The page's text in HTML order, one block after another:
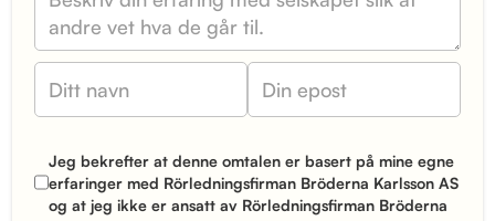
Jeg bekrefter at denne omtalen er basert på mine egne
erfaringer med Rörledningsfirman Bröderna Karlsson AS
og at jeg ikke er ansatt av Rörledningsfirman Bröderna